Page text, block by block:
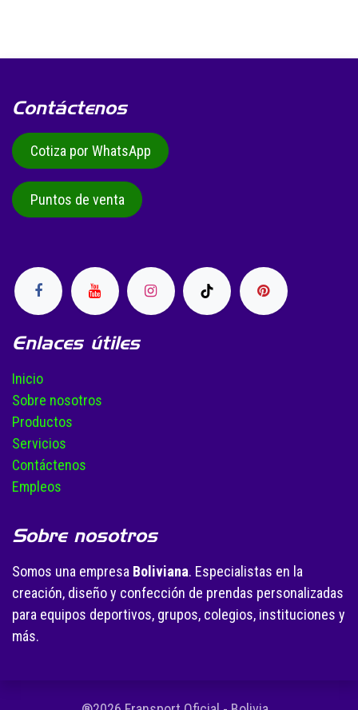
Enlaces útiles
Inicio
Sobre nosotros
Productos
Servicios
Contáctenos
Empleos
Sobre nosotros
Somos una empresa Boliviana. Especialistas en la
creación, diseño y confección de prendas personalizadas
para equipos deportivos, grupos, colegios, instituciones y
más.
Contáctenos
Cotiza por WhatsApp
Puntos de venta